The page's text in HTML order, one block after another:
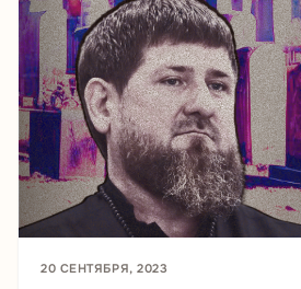
20 СЕНТЯБРЯ, 2023